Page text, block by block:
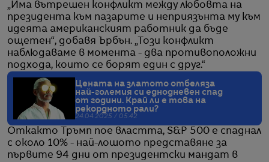
„Има вътрешен конфликт между любовта на
президента към пазарите и неприязънта му към
идеята американският работник да бъде
ощетен“, добавя Ърбън. „Този конфликт
наблюдаваме в момента - два противоположни
подхода, които се борят един с друг.“
Цената на златото отбеляза
най-големия си еднодневен спад
от години. Край ли е това на
рекордното рали?
24.04.2025 / 05:42
Откакто Тръмп пое властта, S&P 500 е спаднал
с около 10% - най-лошото представяне за
първите 94 дни от президентски мандат в